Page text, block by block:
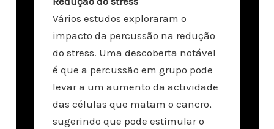
Vários estudos exploraram o
impacto da percussão na redução
do stress. Uma descoberta notável
é que a percussão em grupo pode
levar a um aumento da actividade
das células que matam o cancro,
sugerindo que pode estimular o